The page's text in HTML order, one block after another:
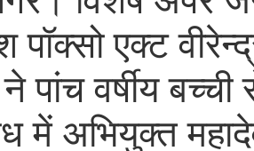
पॉक्सो एक्ट
पांच वर्षीय
में अभियुक्त